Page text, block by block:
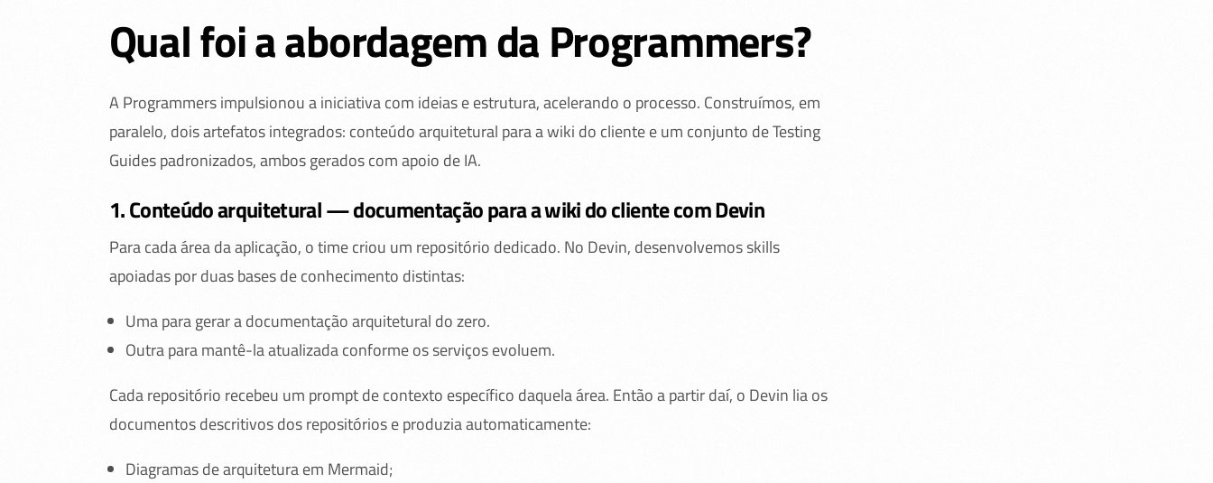
Qual foi a abordagem da Programmers?
A Programmers impulsionou a iniciativa com ideias e estrutura, acelerando o processo. Construímos, em
paralelo, dois artefatos integrados: conteúdo arquitetural para a wiki do cliente e um conjunto de Testing
Guides padronizados, ambos gerados com apoio de IA.
1. Conteúdo arquitetural — documentação para a wiki do cliente com Devin
Para cada área da aplicação, o time criou um repositório dedicado. No Devin, desenvolvemos skills
apoiadas por duas bases de conhecimento distintas:
Uma para gerar a documentação arquitetural do zero.
Outra para mantê-la atualizada conforme os serviços evoluem.
Cada repositório recebeu um prompt de contexto específico daquela área. Então a partir daí, o Devin lia os
documentos descritivos dos repositórios e produzia automaticamente:
Diagramas de arquitetura em Mermaid;